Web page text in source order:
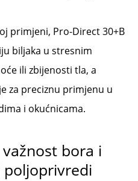
primjeni, Pro-Direct 30+B
biljaka u stresnim
ili zbijenosti tla, a
za preciznu primjenu u
i okućnicama.
bora i
poljoprivredi